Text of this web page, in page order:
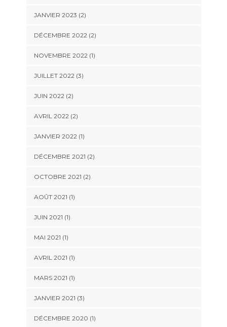
JANVIER 2023 (2)
DÉCEMBRE 2022(2)
NOVEMBRE 2022(1)
JUILLET 2022(3)
JUIN 2022(2)
AVRIL 2022(2)
JANVIER 2022(1)
DÉCEMBRE 2021 (2)
OCTOBRE 2021 (2)
AOÛT 2021 (1)
JUIN 2021 (1)
MAI 2021 (1)
AVRIL 2021 (1)
MARS 2021 (1)
JANVIER 2021 (3)
DÉCEMBRE 2020 (1)